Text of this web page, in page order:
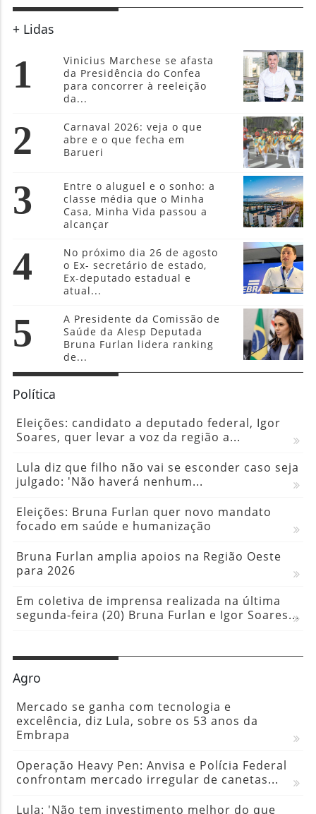
+ Lidas
1
Vinicius Marchese se afasta
da Presidência do Confea
para concorrer à reeleição
da...
2
Carnaval 2026: veja o que
abre e o que fecha em
Barueri
3
Entre o aluguel e o sonho: a
classe média que o Minha
Casa, Minha Vida passou a
alcançar
4
No próximo dia 26 de agosto
o Ex- secretário de estado,
Ex-deputado estadual e
atual...
5
A Presidente da Comissão de
Saúde da Alesp Deputada
Bruna Furlan lidera ranking
de...
Política
Eleições: candidato a deputado federal, Igor
Soares, quer levar a voz da região a...
Lula diz que filho não vai se esconder caso seja
julgado: 'Não haverá nenhum...
Eleições: Bruna Furlan quer novo mandato
focado em saúde e humanização
Bruna Furlan amplia apoios na Região Oeste
para 2026
Em coletiva de imprensa realizada na última
segunda-feira (20) Bruna Furlan e Igor Soares...
Agro
Mercado se ganha com tecnologia e
excelência, diz Lula, sobre os 53 anos da
Embrapa
Operação Heavy Pen: Anvisa e Polícia Federal
confrontam mercado irregular de canetas...
Lula: 'Não tem investimento melhor do que